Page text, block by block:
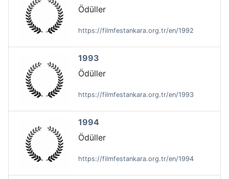
Ödüller
https://filmfestankara.org.tr/en/1992
1993
Ödüller
https://filmfestankara.org.tr/en/1993
1994
Ödüller
https://filmfestankara.org.tr/en/1994